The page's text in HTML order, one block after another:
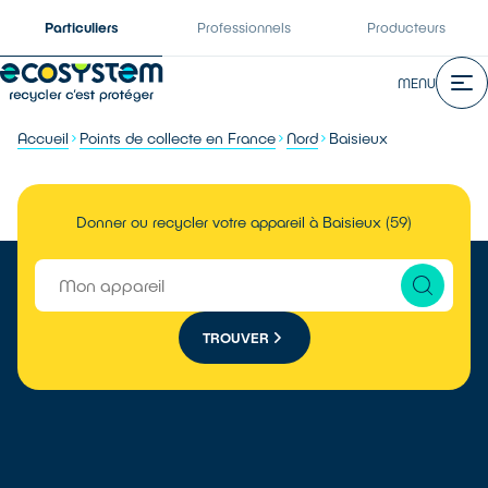
Particuliers Professionnels Producteurs
MENU
Accueil Points de collecte en France Nord Baisieux
Donner ou recycler votre appareil à Baisieux (59)
TROUVER